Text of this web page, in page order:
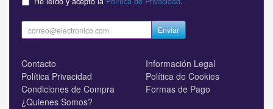
Enviar
Contacto
Información Legal
Política Privacidad
Política de Cookies
Condiciones de Compra
Formas de Pago
¿Quienes Somos?